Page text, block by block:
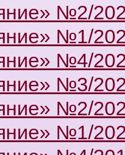
№2/
№1/
№4/
№3/
№2/
№1/